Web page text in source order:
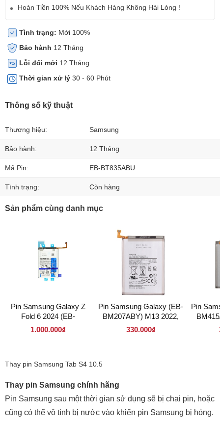
Hoàn Tiền 100% Nếu Khách Hàng Không Hài Lòng !
Tình trạng: Mới 100%
Bảo hành 12 Tháng
Lỗi đổi mới 12 Tháng
Thời gian xử lý 30 - 60 Phút
Thông số kỹ thuật
Thương hiệu: Samsung
Bảo hành: 12 Tháng
Mã Pin: EB-BT835ABU
Tình trạng: Còn hàng
Sản phẩm cùng danh mục
Pin Samsung Galaxy Z
Fold 6 2024 (EB-
BF956ABY) pin nhỏ
1.000.000₫
Pin Samsung Galaxy (EB-
BM207ABY) M13 2022,
M30s 2019, M21 2020
330.000₫
Pin
Thay pin Samsung Tab S4 10.5
Thay pin Samsung chính hãng
Pin Samsung sau một thời gian sử dụng sẽ bị chai pin, hoặc
cũng có thể vô tình bị nước vào khiến pin Samsung bị hỏng.